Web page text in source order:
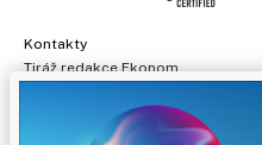
Kontakty
Tiráž redakce Ekonom
Prohlášení o cookies